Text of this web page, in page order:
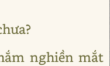
nghiền mắt